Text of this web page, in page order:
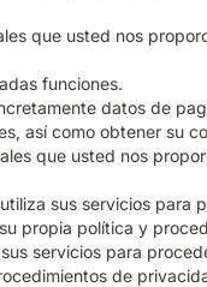
que usted nos
funciones.
datos de
así como obtener su
que usted nos
sus servicios para
propia política y
servicios para
de